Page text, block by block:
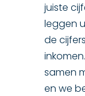
juiste
leggen
de
samen
en we